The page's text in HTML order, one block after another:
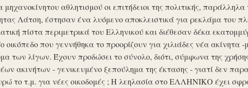
μηχανοκίνητου αθλητισμού οι επιτήδειοι της πολιτικής,
Λάτση, έστησαν ένα λυόμενο αποκλειστικά για ρεκλάμα του
πίστα περιμετρικά του Ελληνικού και διέθεσαν δέκα
που γεννήθηκα το προορίζουν για χιλιάδες νέα ακίνητα -
των λίγων. Έχουν προδώσει το σύνολο, διότι, σύμφωνα της χρήσης
ακινήτων - γενικευμένο ξεπούλημα της έκτασης - γιατί δεν
το τ.μ. για νέες οικοδομές ; Η λεηλασία στο ΕΛΛΗΝΙΚΟ έχει